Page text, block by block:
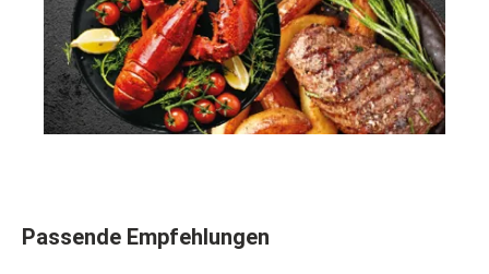
Produktgalerie überspringen
Passende Empfehlungen